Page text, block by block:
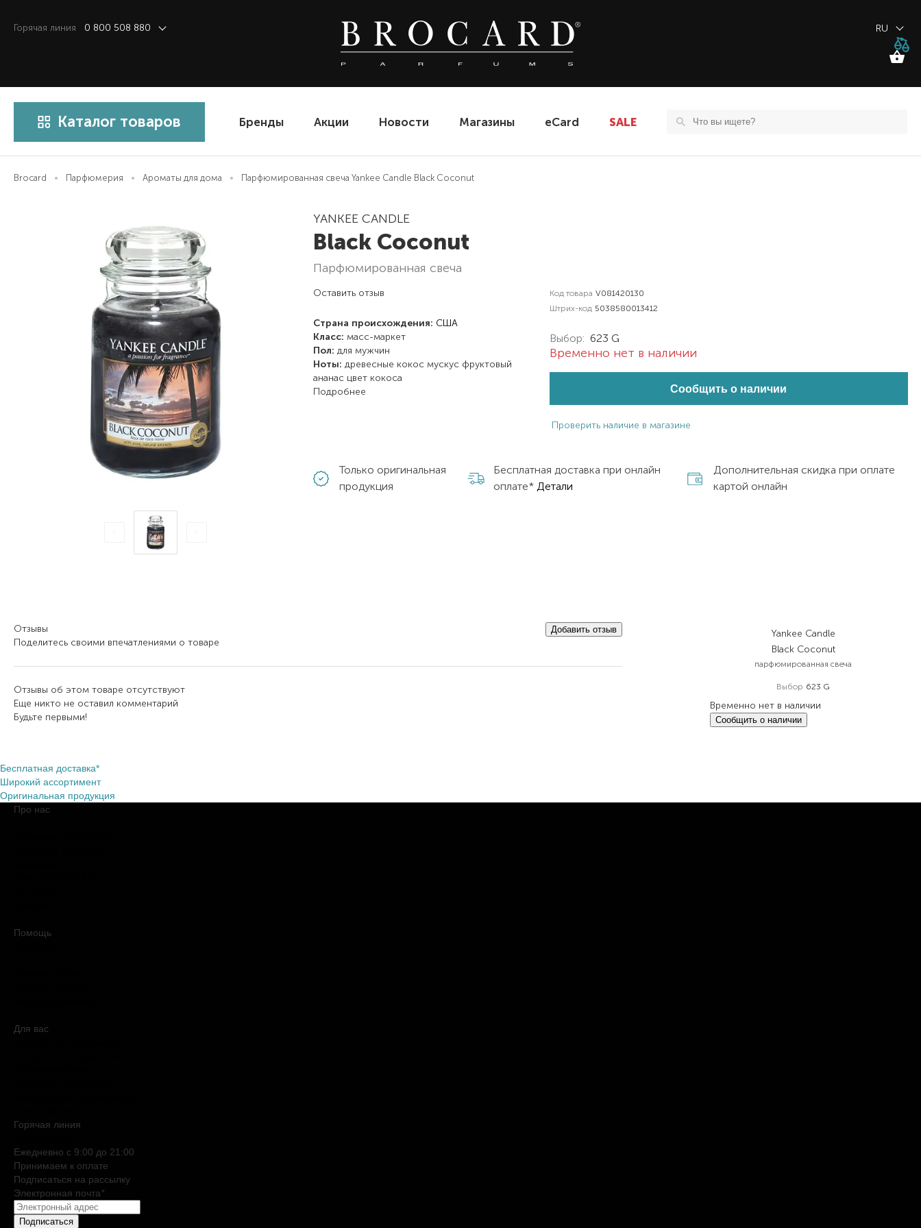
Горячая линия 0 800 508 880 RU
Каталог товаров Бренды Акции Новости Магазины eCard SALE
Brocard Парфюмерия Ароматы для дома Парфюмированная свеча Yankee Candle Black Coconut
YANKEE CANDLE
Black Coconut
парфюмированная свеча
Оставить отзыв
Страна происхождения: США
Класс: масс-маркет
Пол: для мужчин
Ноты: древесные кокос мускус фруктовый
ананас цвет кокоса
Подробнее
Код товара V081420130
Штрих-код 5038580013412
Выбор: 623 G
Временно нет в наличии
Сообщить о наличии
Проверить наличие в магазине
Только оригинальная
продукция
Бесплатная доставка при онлайн
оплате* Детали
Дополнительная скидка при оплате
картой онлайн
Отзывы
Поделитесь своими впечатлениями о товаре
Добавить отзыв
Отзывы об этом товаре отсутствуют
Еще никто не оставил комментарий
Будьте первыми!
Yankee Candle
Black Coconut
парфюмированная свеча
Выбор 623 G
Временно нет в наличии
Сообщить о наличии
Бесплатная доставка*
Широкий ассортимент
Оригинальная продукция
Про нас
Помощь
Для вас
Горячая линия
Ежедневно c 9:00 до 21:00
Принимаем к оплате
Подписаться на рассылку
Электронная почта*
Подписаться